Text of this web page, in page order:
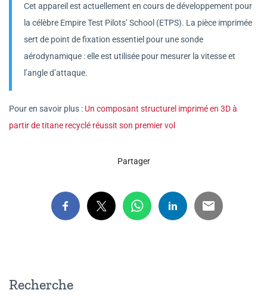
Cet appareil est actuellement en cours de développement pour
la célèbre Empire Test Pilots’ School (ETPS). La pièce imprimée
sert de point de fixation essentiel pour une sonde
aérodynamique : elle est utilisée pour mesurer la vitesse et
l’angle d’attaque.
Pour en savoir plus : Un composant structurel imprimé en 3D à
partir de titane recyclé réussit son premier vol
Partager
Recherche